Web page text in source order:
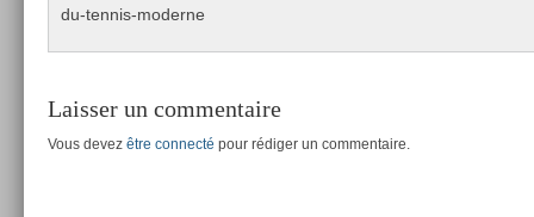
du-tennis-moderne
Laisser un commentaire
Vous devez être connecté pour rédiger un commentaire.